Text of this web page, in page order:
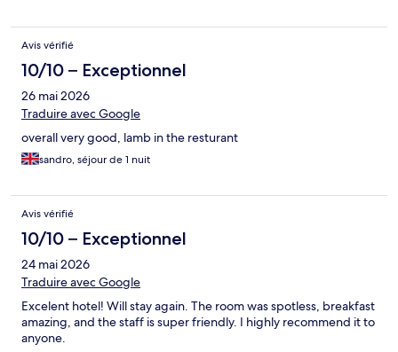
Avis vérifié
10/10 – Exceptionnel
26 mai 2026
Traduire avec Google
overall very good, lamb in the resturant
sandro, séjour de 1 nuit
Avis vérifié
10/10 – Exceptionnel
24 mai 2026
Traduire avec Google
Excelent hotel! Will stay again. The room was spotless, breakfast
amazing, and the staff is super friendly. I highly recommend it to
anyone.